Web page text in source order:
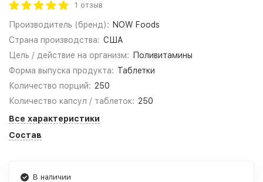
1 отзыв
Производитель (бренд): NOW Foods
Страна производства: США
Цель / действие на организм:
Поливитамины
Форма выпуска продукта: Таблетки
Количество порций: 250
Количество капсул / таблеток: 250
Все характеристики
Состав
В наличии